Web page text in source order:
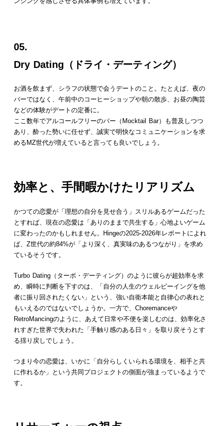
05.
Dry Dating（ドライ・デーティング）
お酒を飲まず、シラフの状態で会うデートのこと。たとえば、夜の
バーではなく、午前中のコーヒーショップや朝の散歩、お昼の陶芸
などの体験がデートの定番に。
ここ数年でアルコールフリーのバー（Mocktail Bar）も普及しつつ
あり、酔った勢いに任せず、誠実で明快なコミュニケーションを求
めるMZ世代が増えていると言っても良いでしょう。
効率と、手間暇かけたリアリズム
かつての恋愛が「理想の自分を見せ合う」スリルあるゲームだった
とすれば、現在の恋愛は「ありのままで共生する」心地よいゲーム
に変わったのかもしれません。Hingeの2025-2026年レポートによれ
ば、Z世代の約84%が「より深く、真実味のあるつながり」を求め
ているそうです。
Turbo Dating（ターボ・デーティング）のように彼らが超効率を求
め、瞬時に判断を下すのは、「自分の人生のウェルビーイングを他
者に振り回されたくない」という、強い自衛本能と自律心の表れと
もいえるのではないでしょうか。一方で、Choremanceや
RetroMancingのように、あえて日常や不便を楽しむのは、効率化さ
れすぎた世界で失われた「手触り感のある日々」を取り戻そうとす
る揺り戻しでしょう。
つまり今の恋愛は、いかに「自分らしくいられる環境を、相手と共
に作れるか」という共同プロジェクトの側面が強まっているようで
す。